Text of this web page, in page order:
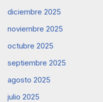
diciembre 2025
noviembre 2025
octubre 2025
septiembre 2025
agosto 2025
julio 2025